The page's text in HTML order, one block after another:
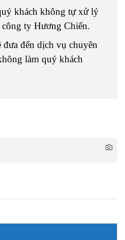
khách không tự xử lý
ty Hương Chiến.
đưa đến dịch vụ chuyên
làm quý khách